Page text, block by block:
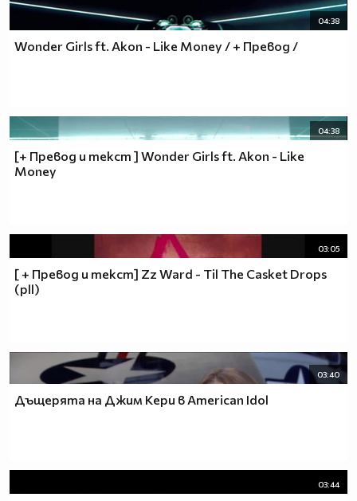
04:38
Wonder Girls ft. Akon - Like Money / + Превод /
04:38
[+ Превод и текст ] Wonder Girls ft. Akon - Like
Money
03:05
[ + Превод и текст] Zz Ward - Til The Casket Drops
(pll)
03:40
Дъщерята на Джим Кери в American Idol
03:44